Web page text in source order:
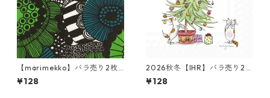
【marimekko】バラ売り2枚
ランチサイズ ペーパーナプキ
ン SIIRTOLAPUUTARHA グリ
¥128
2026秋冬【IHR】バラ売り2枚
カクテルサイズ ペーパーナプ
キン CATS IN THE TREE ホワ
¥128